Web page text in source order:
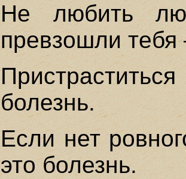
Не любить
превзошли тебя
болезнь.
Если нет
это болезнь.